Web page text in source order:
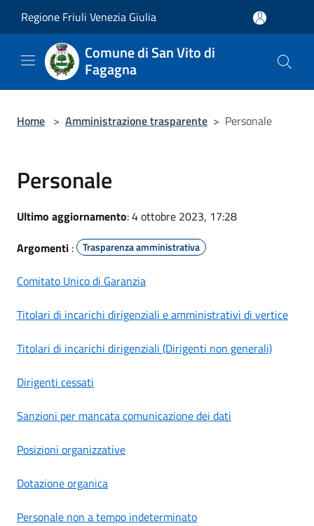
Regione Friuli Venezia Giulia
Comune di San Vito di
Fagagna
Home > Amministrazione trasparente > Personale
Personale
Ultimo aggiornamento: 4 ottobre 2023, 17:28
Argomenti : Trasparenza amministrativa
Comitato Unico di Garanzia
Titolari di incarichi dirigenziali e amministrativi di vertice
Titolari di incarichi dirigenziali (Dirigenti non generali)
Dirigenti cessati
Sanzioni per mancata comunicazione dei dati
Posizioni organizzative
Dotazione organica
Personale non a tempo indeterminato